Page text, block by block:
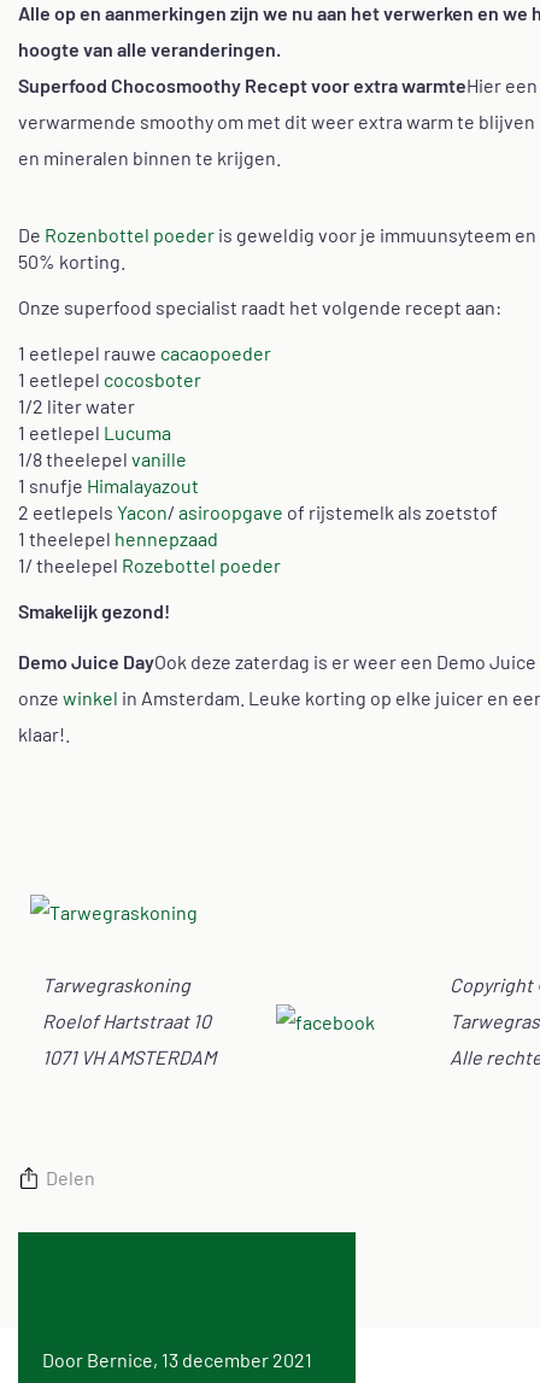
Alle op en aanmerkingen zijn we nu aan het verwerken en we
hoogte van alle veranderingen.
Superfood Chocosmoothy Recept voor extra warmteHier
verwarmende smoothy om met dit weer extra warm te
en mineralen binnen te krijgen.
De Rozenbottel poeder is geweldig voor je immuunsyteem
50% korting.
Onze superfood specialist raadt het volgende recept aan:
1 eetlepel rauwe cacaopoeder
1 eetlepel cocosboter
1/2 liter water
1 eetlepel Lucuma
1/8 theelepel vanille
1 snufje Himalayazout
2 eetlepels Yacon/ asiroopgave of rijstemelk als zoetstof
1 theelepel hennepzaad
1/ theelepel Rozebottel poeder
Smakelijk gezond!
Demo Juice DayOok deze zaterdag is er weer een Demo Juice
onze winkel in Amsterdam. Leuke korting op elke juicer en
klaar!.
Tarwegraskoning
Roelof Hartstraat 10
1071 VH AMSTERDAM
Copyright
Alle
Delen
Door Bernice, 13 december 2021